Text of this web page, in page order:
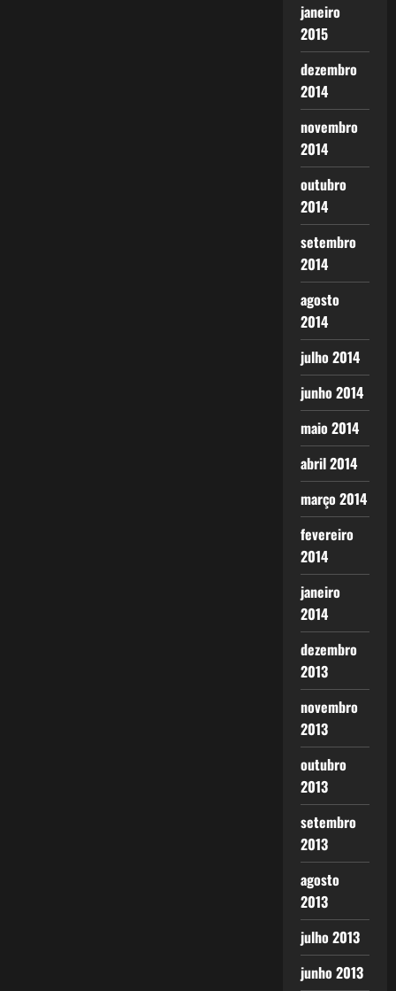
janeiro
2015
dezembro
2014
novembro
2014
outubro
2014
setembro
2014
agosto
2014
julho 2014
junho 2014
maio 2014
abril 2014
março 2014
fevereiro
2014
janeiro
2014
dezembro
2013
novembro
2013
outubro
2013
setembro
2013
agosto
2013
julho 2013
junho 2013